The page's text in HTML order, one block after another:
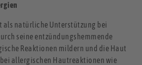
als natürliche Unterstützung bei
seine entzündungshemmende
Reaktionen mildern und die Haut
allergischen Hautreaktionen wie